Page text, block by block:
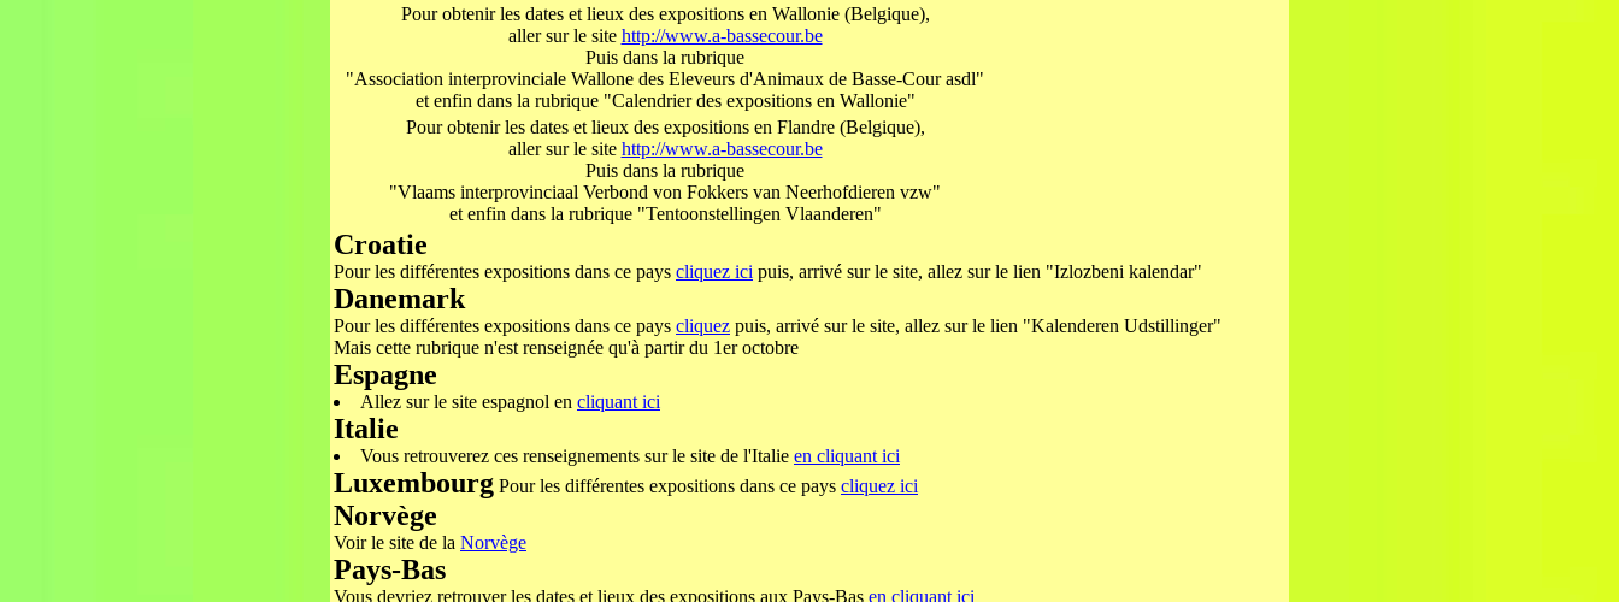
Pour obtenir les dates et lieux des expositions en Wallonie (Belgique),
aller sur le site http://www.a-bassecour.be
Puis dans la rubrique
"Association interprovinciale Wallone des Eleveurs d'Animaux de Basse-Cour asdl"
et enfin dans la rubrique "Calendrier des expositions en Wallonie"
Pour obtenir les dates et lieux des expositions en Flandre (Belgique),
aller sur le site http://www.a-bassecour.be
Puis dans la rubrique
"Vlaams interprovinciaal Verbond von Fokkers van Neerhofdieren vzw"
et enfin dans la rubrique "Tentoonstellingen Vlaanderen"
Croatie
Pour les différentes expositions dans ce pays cliquez ici puis, arrivé sur le site, allez sur le lien "Izlozbeni kalendar"
Danemark
Pour les différentes expositions dans ce pays cliquez puis, arrivé sur le site, allez sur le lien "Kalenderen Udstillinger"
Mais cette rubrique n'est renseignée qu'à partir du 1er octobre
Espagne
Allez sur le site espagnol en cliquant ici
Italie
Vous retrouverez ces renseignements sur le site de l'Italie en cliquant ici
Luxembourg Pour les différentes expositions dans ce pays cliquez ici
Norvège
Voir le site de la Norvège
Pays-Bas
Vous devriez retrouver les dates et lieux des expositions aux Pays-Bas en cliquant ici